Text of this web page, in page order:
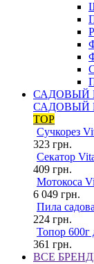
САДОВЫЙ
САДОВЫЙ
TOP
Сучкорез
323 грн.
Секатор
409 грн.
Мотокоса
6 049 грн.
Пила
224 грн.
Топор 600г
361 грн.
ВСЕ